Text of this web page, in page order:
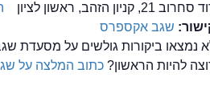
21, קניון הזהב, ראשון לציון
שגב אקספרס
נמצאו ביקורות גולשים על מסעדת
להיות הראשון?כתוב המלצה על